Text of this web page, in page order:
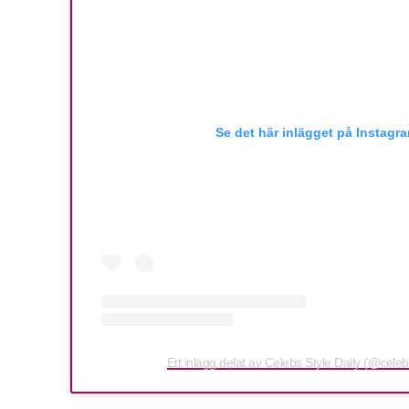
Se det här inlägget på
Ett inlägg delat av Celebs Style Daily